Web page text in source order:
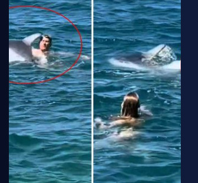
Pomorstvo
Ribolov
Ekologija
Tradicija i kultura